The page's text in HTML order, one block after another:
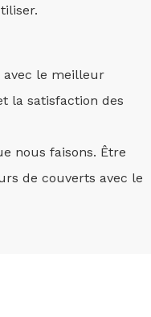
le meilleur
la satisfaction des
nous faisons. Être
de couverts avec le